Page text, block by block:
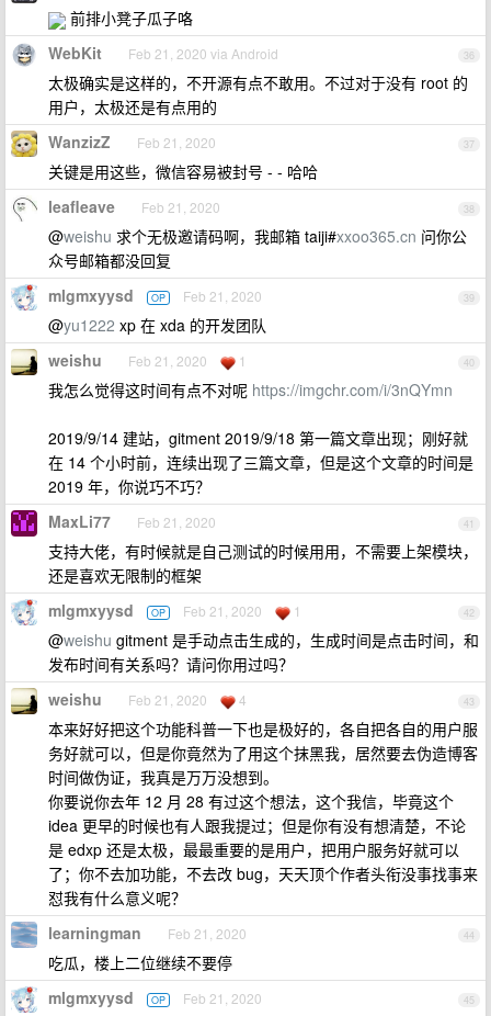
前排小凳子瓜子咯
36
WebKit Feb 21, 2020 via Android
太极确实是这样的，不开源有点不敢用。不过对于没有 root 的
用户，太极还是有点用的
37
WanzizZ Feb 21, 2020
关键是用这些，微信容易被封号 - - 哈哈
38
leafleave Feb 21, 2020
@weishu 求个无极邀请码啊，我邮箱 taiji#xxoo365.cn 问你公
众号邮箱都没回复
39
mlgmxyysd OP Feb 21, 2020
@yu1222 xp 在 xda 的开发团队
40
weishu Feb 21, 2020 1
我怎么觉得这时间有点不对呢 https://imgchr.com/i/3nQYmn
2019/9/14 建站，gitment 2019/9/18 第一篇文章出现；刚好就
在 14 个小时前，连续出现了三篇文章，但是这个文章的时间是
2019 年，你说巧不巧？
41
MaxLi77 Feb 21, 2020
支持大佬，有时候就是自己测试的时候用用，不需要上架模块，
还是喜欢无限制的框架
42
mlgmxyysd OP Feb 21, 2020 1
@weishu gitment 是手动点击生成的，生成时间是点击时间，和
发布时间有关系吗？请问你用过吗？
43
weishu Feb 21, 2020 4
本来好好把这个功能科普一下也是极好的，各自把各自的用户服
务好就可以，但是你竟然为了用这个抹黑我，居然要去伪造博客
时间做伪证，我真是万万没想到。
你要说你去年 12 月 28 有过这个想法，这个我信，毕竟这个
idea 更早的时候也有人跟我提过；但是你有没有想清楚，不论
是 edxp 还是太极，最最重要的是用户，把用户服务好就可以
了；你不去加功能，不去改 bug，天天顶个作者头衔没事找事来
怼我有什么意义呢？
44
learningman Feb 21, 2020
吃瓜，楼上二位继续不要停
45
mlgmxyysd OP Feb 21, 2020